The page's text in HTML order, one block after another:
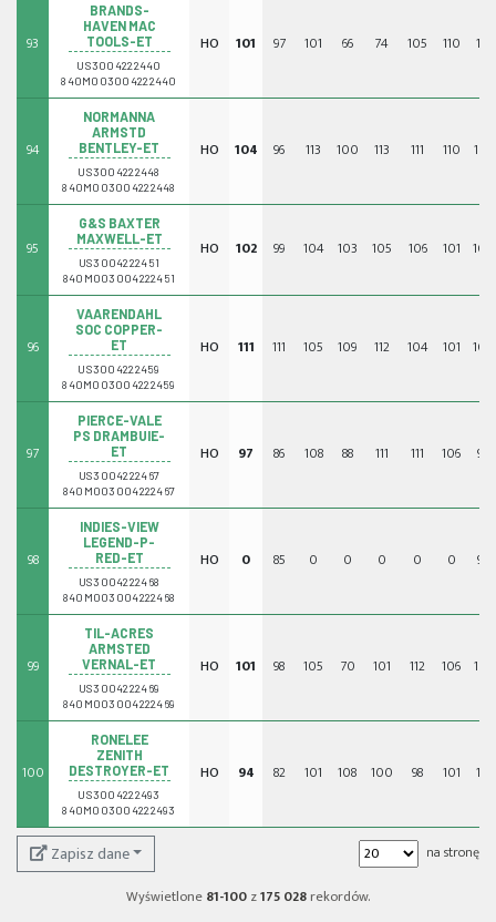
93
BRANDS-
HAVEN MAC
TOOLS-ET
US3004222440
840M003004222440
HO 101 97 101 66 74 105 110 117
94
NORMANNA
ARMSTD
BENTLEY-ET
US3004222448
840M003004222448
HO 104 96 113 100 113 111 110 105
95
G&S BAXTER
MAXWELL-ET
US3004222451
840M003004222451
HO 102 99 104 103 105 106 101 104
96
VAARENDAHL
SOC COPPER-
ET
US3004222459
840M003004222459
HO 111 111 105 109 112 104 101 104
97
PIERCE-VALE
PS DRAMBUIE-
ET
US3004222467
840M003004222467
HO 97 86 108 88 111 111 106 97
98
INDIES-VIEW
LEGEND-P-
RED-ET
US3004222468
840M003004222468
HO 0 85 0 0 0 0 0 92
99
TIL-ACRES
ARMSTED
VERNAL-ET
US3004222469
840M003004222469
HO 101 98 105 70 101 112 106 106
100
RONELEE
ZENITH
DESTROYER-ET
US3004222493
840M003004222493
HO 94 82 101 108 100 98 101 116
Zapisz dane
na stronę
Wyświetlone81-100z175 028rekordów.